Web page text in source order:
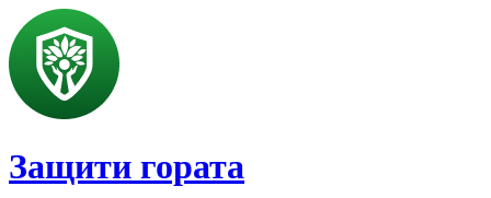
Защити гората